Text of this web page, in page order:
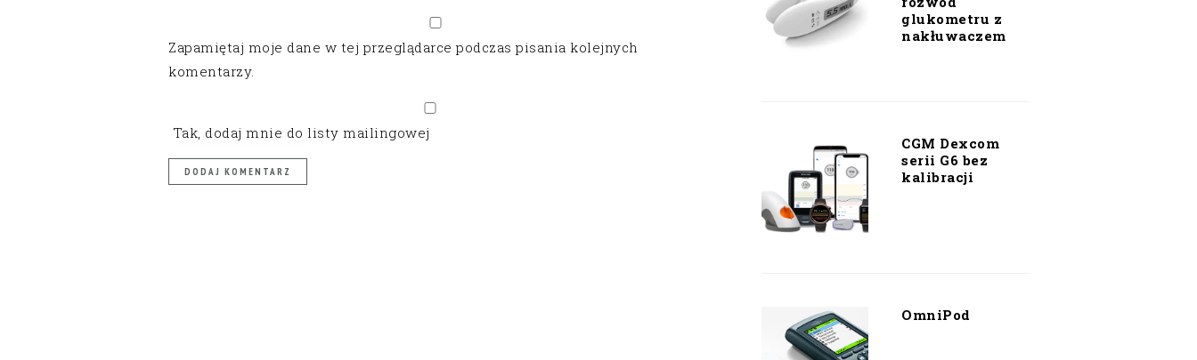
Zapamiętaj moje dane w tej przeglądarce podczas pisania kolejnych
komentarzy.
Tak, dodaj mnie do listy mailingowej
glukometru z
nakłuwaczem
CGM Dexcom
serii G6 bez
kalibracji
OmniPod